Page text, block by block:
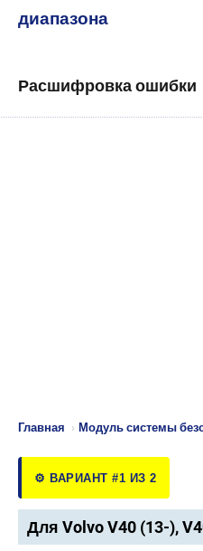
диапазона
Расшифровка ошибки
Главная › Модуль системы
⚙️ ВАРИАНТ #1 ИЗ 2
Для Volvo V40 (13-),